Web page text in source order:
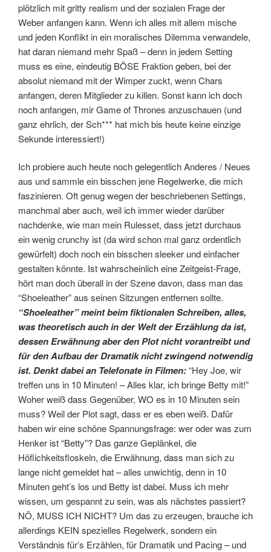
plötzlich mit gritty realism und der sozialen Frage der
Weber anfangen kann. Wenn ich alles mit allem mische
und jeden Konflikt in ein moralisches Dilemma verwandele,
hat daran niemand mehr Spaß – denn in jedem Setting
muss es eine, eindeutig BÖSE Fraktion geben, bei der
absolut niemand mit der Wimper zuckt, wenn Chars
anfangen, deren Mitglieder zu killen. Sonst kann ich doch
noch anfangen, mir Game of Thrones anzuschauen (und
ganz ehrlich, der Sch*** hat mich bis heute keine einzige
Sekunde interessiert!)
Ich probiere auch heute noch gelegentlich Anderes / Neues
aus und sammle ein bisschen jene Regelwerke, die mich
faszinieren. Oft genug wegen der beschriebenen Settings,
manchmal aber auch, weil ich immer wieder darüber
nachdenke, wie man mein Rulesset, dass jetzt durchaus
ein wenig crunchy ist (da wird schon mal ganz ordentlich
gewürfelt) doch noch ein bisschen sleeker und einfacher
gestalten könnte. Ist wahrscheinlich eine Zeitgeist-Frage,
hört man doch überall in der Szene davon, dass man das
“Shoeleather” aus seinen Sitzungen entfernen sollte.
“Shoeleather” meint beim fiktionalen Schreiben, alles,
was theoretisch auch in der Welt der Erzählung da ist,
dessen Erwähnung aber den Plot nicht vorantreibt und
für den Aufbau der Dramatik nicht zwingend notwendig
ist. Denkt dabei an Telefonate in Filmen:“Hey Joe, wir
treffen uns in 10 Minuten! – Alles klar, ich bringe Betty mit!”
Woher weiß dass Gegenüber, WO es in 10 Minuten sein
muss? Weil der Plot sagt, dass er es eben weiß. Dafür
haben wir eine schöne Spannungsfrage: wer oder was zum
Henker ist “Betty”? Das ganze Geplänkel, die
Höflichkeitsfloskeln, die Erwähnung, dass man sich zu
lange nicht gemeldet hat – alles unwichtig, denn in 10
Minuten geht’s los und Betty ist dabei. Muss ich mehr
wissen, um gespannt zu sein, was als nächstes passiert?
NÖ, MUSS ICH NICHT? Um das zu erzeugen, brauche ich
allerdings KEIN spezielles Regelwerk, sondern ein
Verständnis für’s Erzählen, für Dramatik und Pacing – und